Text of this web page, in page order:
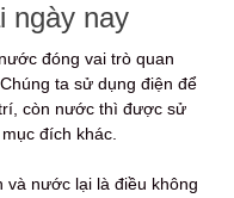
ngày nay
đóng vai trò quan
ta sử dụng điện để
còn nước thì được sử
đích khác.
và nước lại là điều không